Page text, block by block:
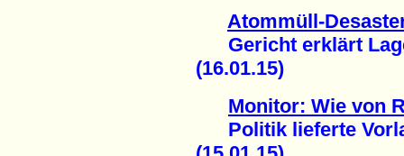
Atommüll-
Gericht erklärt
(16.01.15)
Monitor: Wie von
Politik lieferte